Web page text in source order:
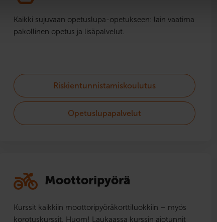
Kaikki sujuvaan opetuslupa-opetukseen: lain vaatima
pakollinen opetus ja lisäpalvelut.
Riskientunnistamiskoulutus
Opetuslupapalvelut
Moottoripyörä
Kurssit kaikkiin moottoripyörä­korttiluokkiin – myös
korotuskurssit. Huom! Laukaassa kurssin ajotunnit